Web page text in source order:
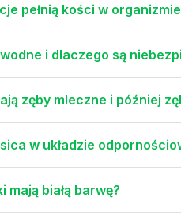
pełnią kości w
i dlaczego są
zęby mleczne i później
w układzie
białą barwę?